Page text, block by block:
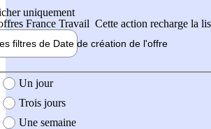
uniquement
France Travail Cette action recharge la
filtres de Date de création de l'offre
création de l'offre
Un jour
Trois jours
Une semaine